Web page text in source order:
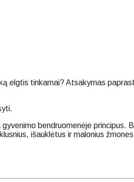
elgtis tinkamai? Atsakymas
bendruomenėje principus.
išauklėtus ir malonius